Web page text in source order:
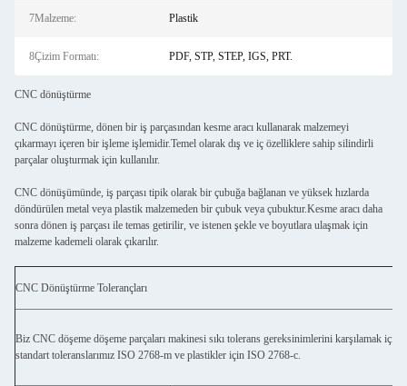
7Malzeme: Plastik
8Çizim Formatı: PDF, STP, STEP, IGS, PRT.
CNC dönüştürme
CNC dönüştürme, dönen bir iş parçasından kesme aracı kullanarak malzemeyi
çıkarmayı içeren bir işleme işlemidir.Temel olarak dış ve iç özelliklere sahip silindirli
parçalar oluşturmak için kullanılır.
CNC dönüşümünde, iş parçası tipik olarak bir çubuğa bağlanan ve yüksek hızlarda
döndürülen metal veya plastik malzemeden bir çubuk veya çubuktur.Kesme aracı daha
sonra dönen iş parçası ile temas getirilir, ve istenen şekle ve boyutlara ulaşmak için
malzeme kademeli olarak çıkarılır.
CNC Dönüştürme Tolerançları
Biz CNC döşeme döşeme parçaları makinesi sıkı tolerans gereksinimlerini karşılamak
standart toleranslarımız ISO 2768-m ve plastikler için ISO 2768-c.